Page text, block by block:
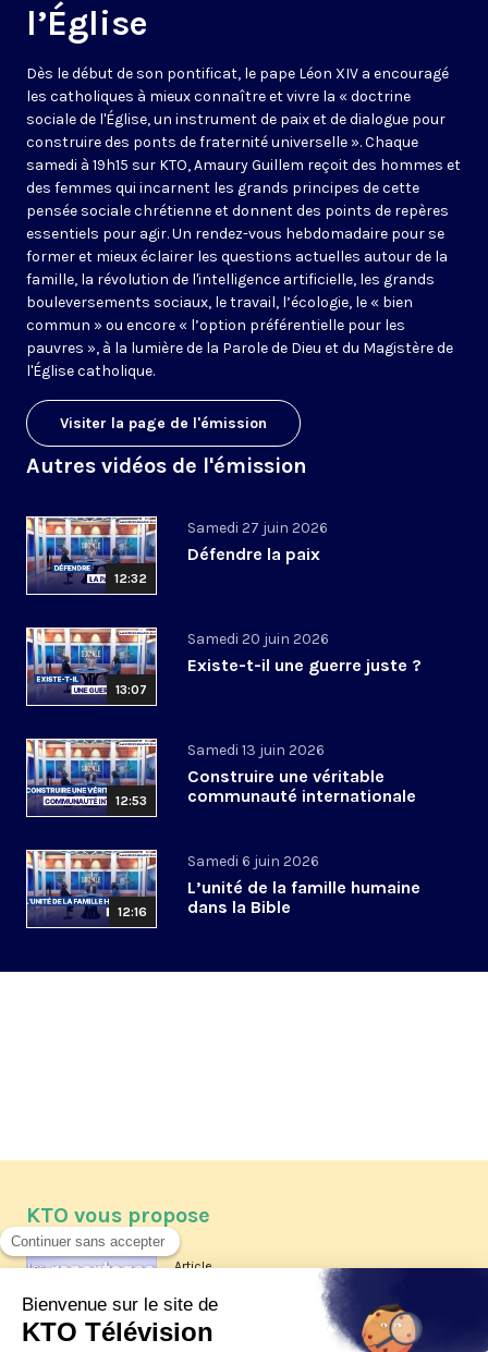
l’Église
Dès le début de son pontificat, le pape Léon XIV a encouragé
les catholiques à mieux connaître et vivre la « doctrine
sociale de l'Église, un instrument de paix et de dialogue pour
construire des ponts de fraternité universelle ». Chaque
samedi à 19h15 sur KTO, Amaury Guillem reçoit des hommes et
des femmes qui incarnent les grands principes de cette
pensée sociale chrétienne et donnent des points de repères
essentiels pour agir. Un rendez-vous hebdomadaire pour se
former et mieux éclairer les questions actuelles autour de la
famille, la révolution de l'intelligence artificielle, les grands
bouleversements sociaux, le travail, l’écologie, le « bien
commun » ou encore « l’option préférentielle pour les
pauvres », à la lumière de la Parole de Dieu et du Magistère de
l'Église catholique.
Visiter la page de l'émission
Autres vidéos de l'émission
12:32
Samedi 27 juin 2026
Défendre la paix
13:07
Samedi 20 juin 2026
Existe-t-il une guerre juste ?
12:53
Samedi 13 juin 2026
Construire une véritable
communauté internationale
12:16
Samedi 6 juin 2026
L’unité de la famille humaine
dans la Bible
KTO vous propose
Article
Les reportages d'été 2026 de KTO